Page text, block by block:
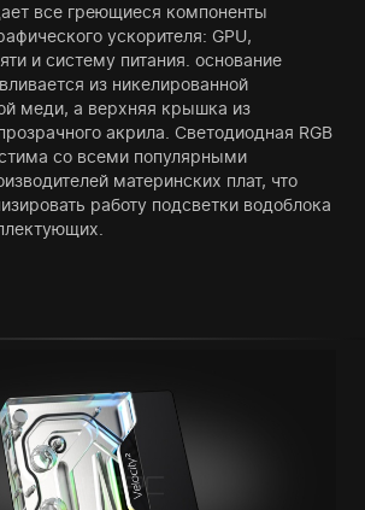
все греющиеся компоненты
ускорителя: GPU,
и систему питания. основание
из никелированной
меди, а верхняя крышка из
акрила. Светодиодная RGB
со всеми популярными
материнских плат, что
работу подсветки водоблока